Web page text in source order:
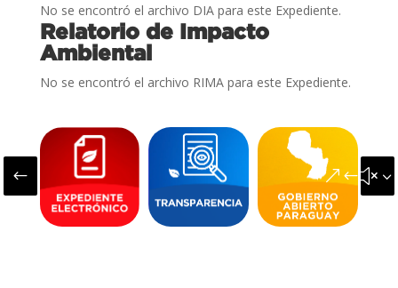
No se encontró el archivo DIA para este Expediente.
Relatorio de Impacto
Ambiental
No se encontró el archivo RIMA para este Expediente.
#